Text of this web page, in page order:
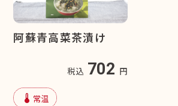
阿蘇青高菜茶漬け
税込 702 円
device_thermostat 常温